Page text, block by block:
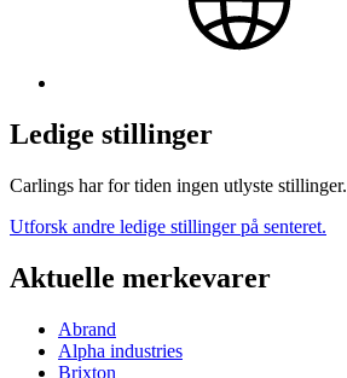
Ledige stillinger
Carlings har for tiden ingen utlyste stillinger.
Utforsk andre ledige stillinger på senteret.
Aktuelle merkevarer
Abrand
Alpha industries
Brixton